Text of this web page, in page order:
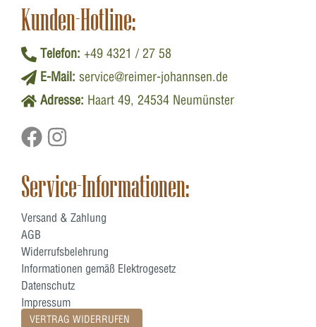
Kunden-Hotline:
Telefon: +49 4321 / 27 58
E-Mail: service@reimer-johannsen.de
Adresse: Haart 49, 24534 Neumünster
Service-Informationen:
Versand & Zahlung
AGB
Widerrufsbelehrung
Informationen gemäß Elektrogesetz
Datenschutz
Impressum
VERTRAG WIDERRUFEN